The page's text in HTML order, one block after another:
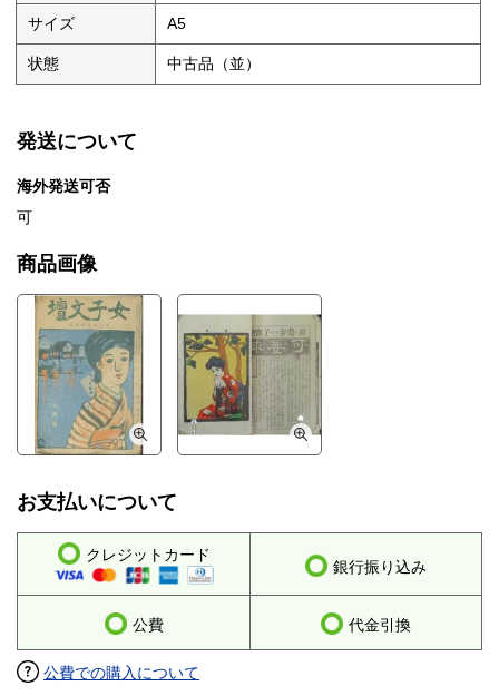
サイズ A5
状態 中古品（並）
発送について
海外発送可否
可
商品画像
お支払いについて
クレジットカード
銀行振り込み
公費 代金引換
公費での購入について